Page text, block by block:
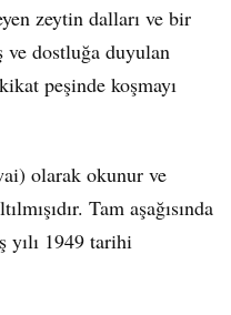
zeytin dalları ve bir
ve dostluğa duyulan
peşinde koşmayı
olarak okunur ve
Tam aşağısında
yılı 1949 tarihi